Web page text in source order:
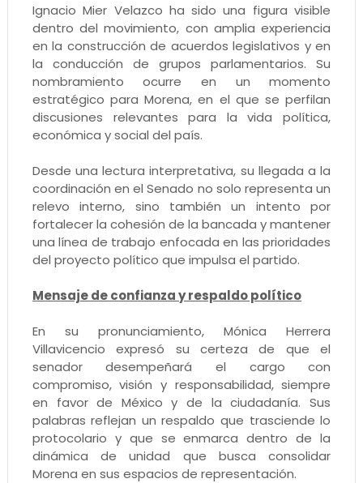
Ignacio Mier Velazco ha sido una figura visible
dentro del movimiento, con amplia experiencia
en la construcción de acuerdos legislativos y en
la conducción de grupos parlamentarios. Su
nombramiento ocurre en un momento
estratégico para Morena, en el que se perfilan
discusiones relevantes para la vida política,
económica y social del país.
Desde una lectura interpretativa, su llegada a la
coordinación en el Senado no solo representa un
relevo interno, sino también un intento por
fortalecer la cohesión de la bancada y mantener
una línea de trabajo enfocada en las prioridades
del proyecto político que impulsa el partido.
Mensaje de confianza y respaldo político
En su pronunciamiento, Mónica Herrera
Villavicencio expresó su certeza de que el
senador desempeñará el cargo con
compromiso, visión y responsabilidad, siempre
en favor de México y de la ciudadanía. Sus
palabras reflejan un respaldo que trasciende lo
protocolario y que se enmarca dentro de la
dinámica de unidad que busca consolidar
Morena en sus espacios de representación.